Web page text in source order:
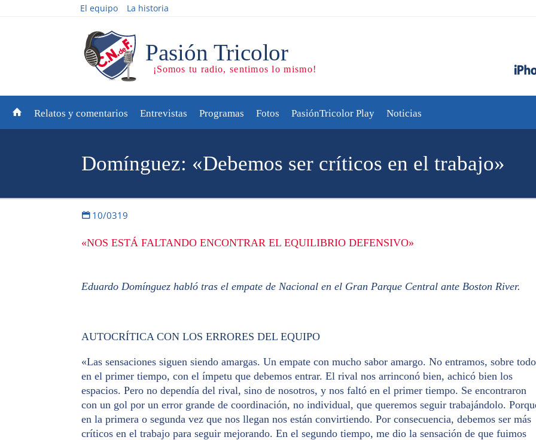
El equipo La historia
Relatos y comentarios Entrevistas Programas Fotos PasiónTricolor Play Noticias
Domínguez: «Debemos ser críticos en el trabajo»
10/0319
«NOS ESTÁ FALTANDO ENCONTRAR EL EQUILIBRIO DEFENSIVO»
Eduardo Domínguez habló tras el empate de Nacional en el Gran Parque Central ante Boston River.
AUTOCRÍTICA CON LOS ERRORES DEL EQUIPO
«Las sensaciones siguen siendo amargas. Un empate con mucho sabor amargo. No entramos, sobre todo
en el primer tiempo, con el ímpetu que debemos entrar. El rival nos arrinconó bien, achicó bien los
espacios. Pero no dependía del rival, sino de nosotros, y nos faltó en el primer tiempo. Se encontraron
con un gol por un error grande de coordinación, no individual, que queremos seguir trabajándolo.
en la primera o segunda vez que nos llegan nos están convirtiendo. Por consecuencia, debemos ser más
críticos en el trabajo para seguir mejorando. En el segundo tiempo, me dio la sensación de que fuimos